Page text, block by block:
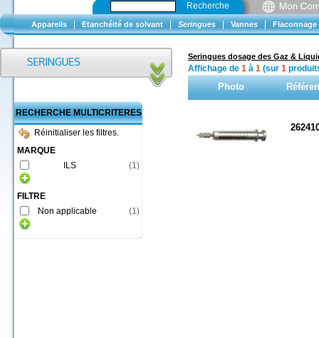
Recherche
Appareils Etanchéité de solvant Seringues Vannes Flaconnage
RECHERCHE MULTICRITERES
Réinitialiser les filtres.
MARQUE
ILS
(1)
FILTRE
Non applicable
(1)
Seringues dosage des Gaz &
Affichage de 1 à 1 (sur 1
Photo